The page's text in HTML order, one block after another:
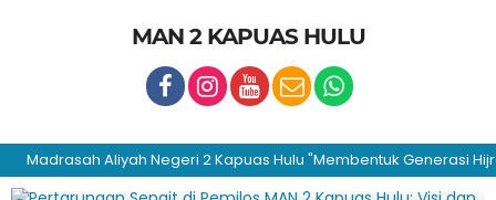
MAN 2 KAPUAS HULU
Aliyah Negeri 2 Kapuas Hulu "Membentuk Generasi Hijrah